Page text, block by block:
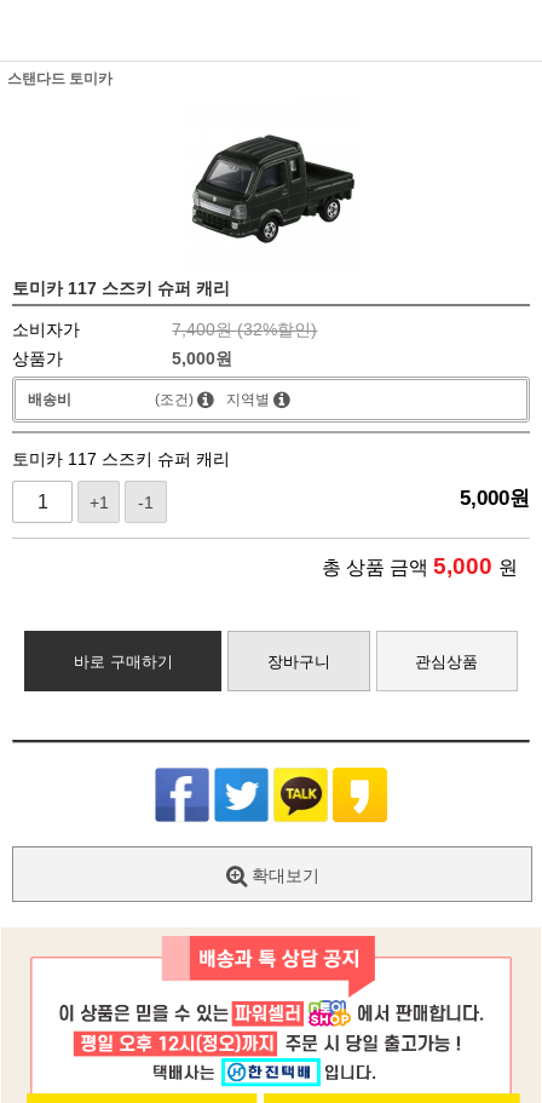
스탠다드 토미카
토미카 117 스즈키 슈퍼 캐리
소비자가 7,400원 (32%할인)
상품가
5,000원
배송비 (조건) 지역별
토미카 117 스즈키 슈퍼 캐리
+1 -1 5,000원
총 상품 금액 5,000 원
바로 구매하기 장바구니 관심상품
확대보기